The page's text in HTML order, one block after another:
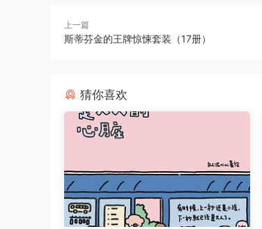
上一篇
斯蒂芬金的王牌惊悚套装（17册）
猜你喜欢